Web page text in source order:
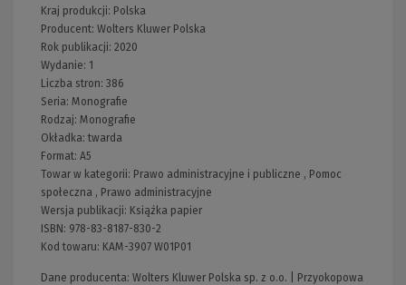
Kraj produkcji: Polska
Producent: Wolters Kluwer Polska
Rok publikacji: 2020
Wydanie: 1
Liczba stron: 386
Seria: Monografie
Rodzaj: Monografie
Okładka:twarda
Format: A5
Towar w kategorii: Prawo administracyjne i publiczne , Pomoc
społeczna , Prawo administracyjne
Wersja publikacji: Książka papier
ISBN: 978-83-8187-830-2
Kod towaru: KAM-3907 W01P01
Dane producenta: Wolters Kluwer Polska sp. z o.o. | Przyokopowa